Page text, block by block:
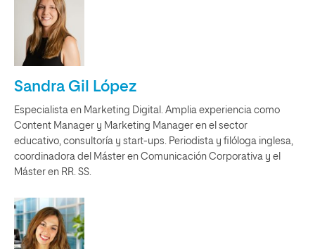
Sandra Gil López
Especialista en Marketing Digital. Amplia experiencia como
Content Manager y Marketing Manager en el sector
educativo, consultoría y start-ups. Periodista y filóloga inglesa,
coordinadora del Máster en Comunicación Corporativa y el
Máster en RR. SS.